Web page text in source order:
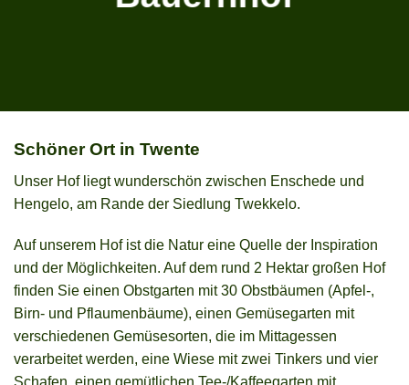
Schöner Ort in Twente
Unser Hof liegt wunderschön zwischen Enschede und
Hengelo, am Rande der Siedlung Twekkelo.
Auf unserem Hof ​​ist die Natur eine Quelle der Inspiration
und der Möglichkeiten. Auf dem rund 2 Hektar großen Hof
finden Sie einen Obstgarten mit 30 Obstbäumen (Apfel-,
Birn- und Pflaumenbäume), einen Gemüsegarten mit
verschiedenen Gemüsesorten, die im Mittagessen
verarbeitet werden, eine Wiese mit zwei Tinkers und vier